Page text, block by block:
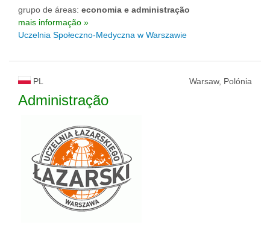
grupo de áreas: economia e administração
mais informação »
Uczelnia Społeczno-Medyczna w Warszawie
PL Warsaw, Polónia
Administração